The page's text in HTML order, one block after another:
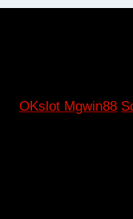
OKslot Mgwin88